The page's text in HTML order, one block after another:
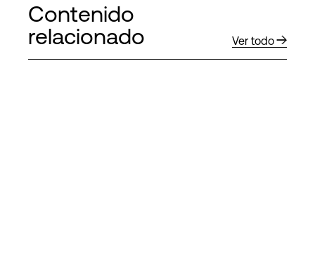
Contenido
relacionado
Ver todo